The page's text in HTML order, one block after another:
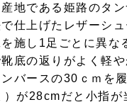
地である姫路のタ
仕上げたレザーシ
施し1足ごとに異な
底の返りがよく軽
バースの30ｃｍを
）が28cmだと小指